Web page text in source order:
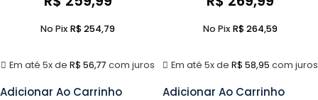
Em até 5x de R$ 56,77 com juros
No Pix R$254,79
Adicionar Ao Carrinho
Em até 5x de R$ 58,95 com juros
No Pix R$264,59
Adicionar Ao Carrinho